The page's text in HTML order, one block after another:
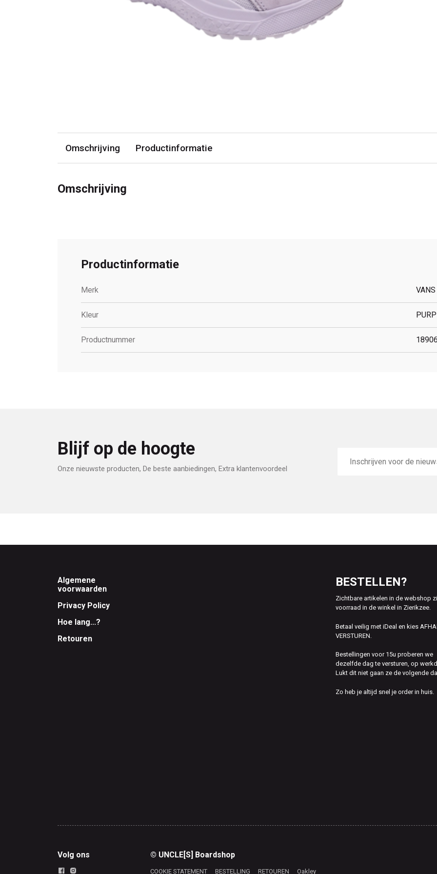
Omschrijving Productinformatie
Omschrijving
Productinformatie
Merk VANS
Kleur
Productnummer
Blijf op de hoogte
Onze nieuwste producten, De beste aanbiedingen, Extra klantenvoordeel
mailadres
Footer
Algemene
voorwaarden
Privacy Policy
Hoe lang...?
Retouren
BESTELLEN?
Zichtbare artikelen in de webshop
voorraad in de winkel in Zierikzee.
Betaal veilig met iDeal en kies
VERSTUREN.
Bestellingen voor 15u proberen we
dezelfde dag te versturen, op
Lukt dit niet gaan ze de volgende
Zo heb je altijd snel je order in huis.
Volg ons © UNCLE[S] Boardshop
COOKIE STATEMENT BESTELLING RETOUREN Oakley